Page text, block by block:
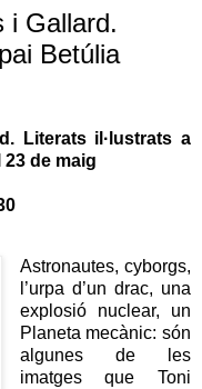
i Gallard.
Betúlia
Literats il·lustrats a
de maig
Astronautes, cyborgs,
l’urpa d’un drac, una
explosió nuclear, un
Planeta mecànic: són
algunes de les
imatges que Toni